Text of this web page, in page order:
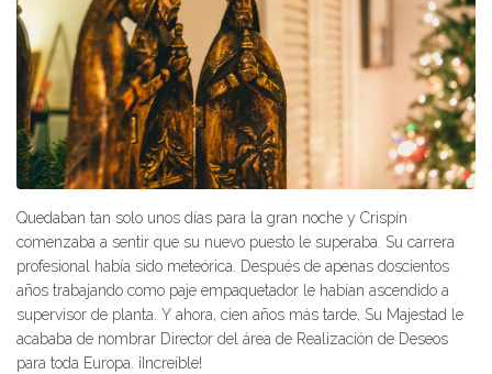
Quedaban tan solo unos días para la gran noche y Crispín
comenzaba a sentir que su nuevo puesto le superaba. Su carrera
profesional había sido meteórica. Después de apenas doscientos
años trabajando como paje empaquetador le habían ascendido a
supervisor de planta. Y ahora, cien años más tarde, Su Majestad le
acababa de nombrar Director del área de Realización de Deseos
para toda Europa. ¡Increíble!